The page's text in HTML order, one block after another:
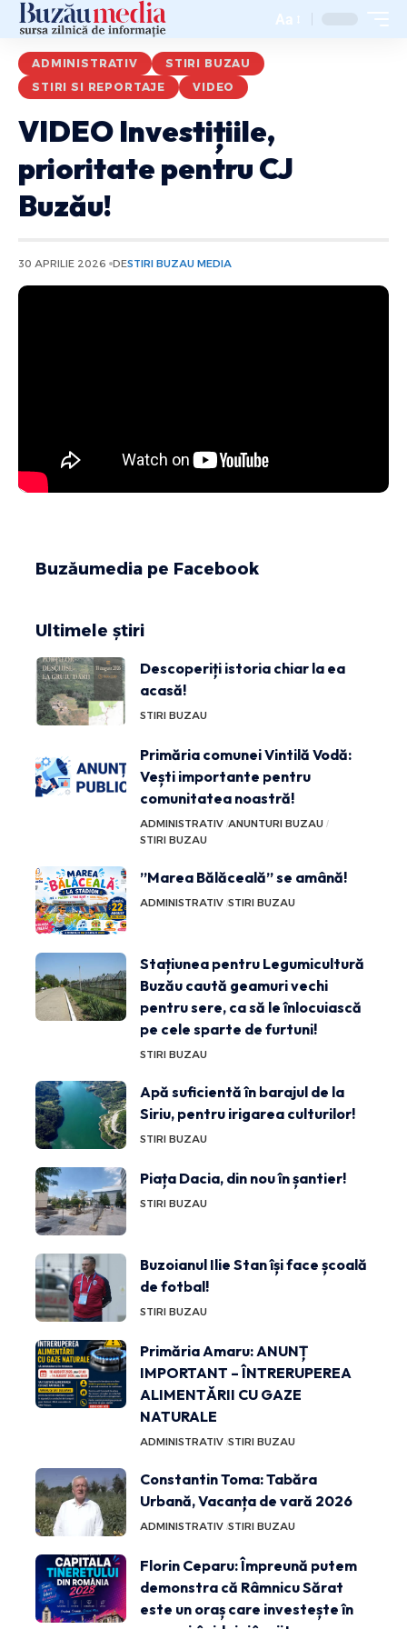
Aa
ADMINISTRATIV
STIRI BUZAU
STIRI SI REPORTAJE
VIDEO
VIDEO Investițiile,
prioritate pentru CJ
Buzău!
30 APRILIE 2026 DESTIRI BUZAU MEDIA
Buzăumedia pe Facebook
Ultimele știri
Descoperiți istoria chiar la ea
acasă!
STIRI BUZAU
Primăria comunei Vintilă Vodă:
Vești importante pentru
comunitatea noastră!
ADMINISTRATIV ANUNTURI BUZAU
STIRI BUZAU
”Marea Bălăceală” se amână!
ADMINISTRATIV STIRI BUZAU
Stațiunea pentru Legumicultură
Buzău caută geamuri vechi
pentru sere, ca să le înlocuiască
pe cele sparte de furtuni!
STIRI BUZAU
Apă suficientă în barajul de la
Siriu, pentru irigarea culturilor!
STIRI BUZAU
Piața Dacia, din nou în șantier!
STIRI BUZAU
Buzoianul Ilie Stan își face școală
de fotbal!
STIRI BUZAU
Primăria Amaru: ANUNȚ
IMPORTANT – ÎNTRERUPEREA
ALIMENTĂRII CU GAZE
NATURALE
ADMINISTRATIV STIRI BUZAU
Constantin Toma: Tabăra
Urbană, Vacanța de vară 2026
ADMINISTRATIV STIRI BUZAU
Florin Ceparu: Împreună putem
demonstra că Râmnicu Sărat
este un oraș care investește în